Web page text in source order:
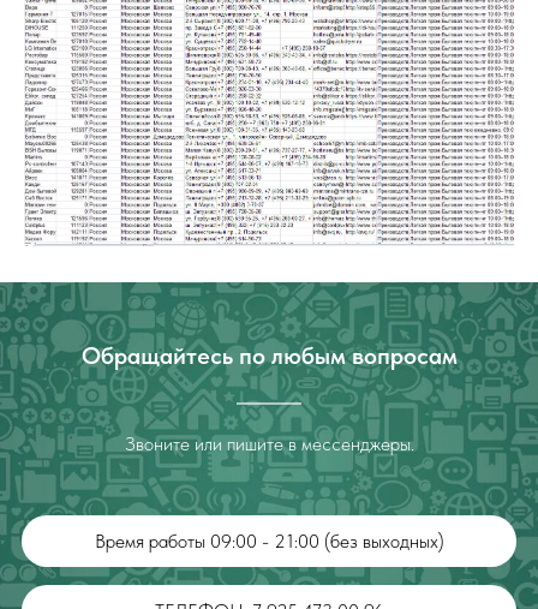
Обращайтесь по любым вопросам
Звоните или пишите в мессенджеры.
Время работы 09:00 - 21:00 (без выходных)